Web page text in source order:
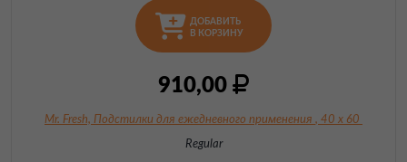
ДОБАВИТЬ
В КОРЗИНУ
910,00
Mr. Fresh, Подстилки для ежедневного применения , 40 х 60
Regular